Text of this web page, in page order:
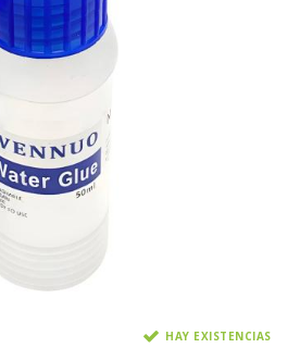
HAY EXISTENCIAS